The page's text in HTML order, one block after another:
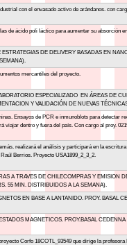
con el envasado activo de arándanos. con
de ácido poli láctico para aumentar su absorción
DE DELIVERY BASADAS EN
mercantiles del proyecto.
ESPECIALIZADO EN ÁREAS DE
Y VALIDACIÓN DE NUEVAS
Ensayos de PCR e inmunoblots para detectar
viajar dentro y fuera del país. Con cargo al proy.
realizará el análisis y participará en la
Berrios. Proyecto USA1899_2_3_2.
A TRAVES DE CHILECOMPRAS Y EMISION
55 MIN. DISTRIBUIDOS A LA SEMANA).
EN BASE A LANTANIDO. PROY. BASAL
MAGNETICOS. PROY.BASAL
Corfo 18COTL_93549 que dirige la